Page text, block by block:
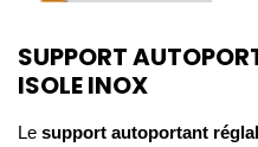
SUPPORT
ISOLE INOX
Le support autoportant